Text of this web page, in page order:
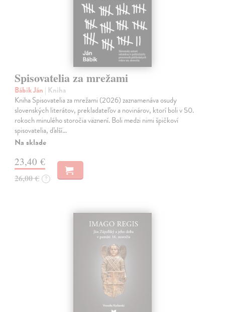
Spisovatelia za mrežami
Bábik Ján | Kniha
Kniha Spisovatelia za mrežami (2026) zaznamenáva osudy
slovenských literátov, prekladateľov a novinárov, ktorí boli v 50.
rokoch minulého storočia väznení. Boli medzi nimi špičkoví
spisovatelia, ďalší…
Na sklade
23,40 €
26,00 € ?